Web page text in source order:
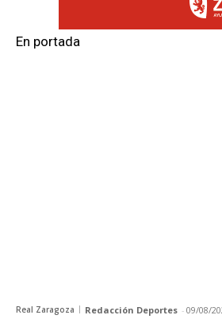
En portada
Real Zaragoza Redacción Deportes - 09/08/